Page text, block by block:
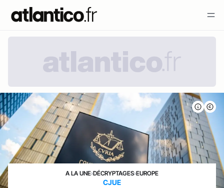
A LA UNE›DÉCRYPTAGES›EUROPE
CJUE